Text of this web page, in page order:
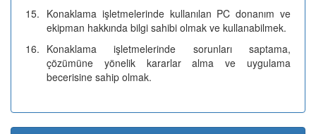
15. Konaklama işletmelerinde kullanılan PC donanım ve
ekipman hakkında bilgi sahibi olmak ve kullanabilmek.
16. Konaklama işletmelerinde sorunları saptama,
çözümüne yönelik kararlar alma ve uygulama
becerisine sahip olmak.